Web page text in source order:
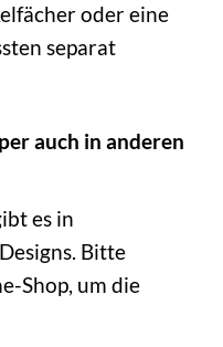
oder eine
separat
auch in anderen
es in
Bitte
Shop, um die